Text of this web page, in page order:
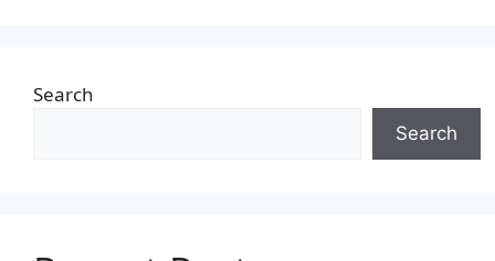
Search
Search